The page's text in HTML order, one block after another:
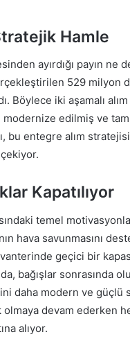
Hamle
ayırdığı payın ne
529 milyon
Böylece iki aşamalı
edilmiş ve tam
bu entegre alım
Kapatılıyor
temel
hava savunmasını
geçici bir
bağışlar sonrasında
daha modern ve güçlü
devam ederken
alıyor.